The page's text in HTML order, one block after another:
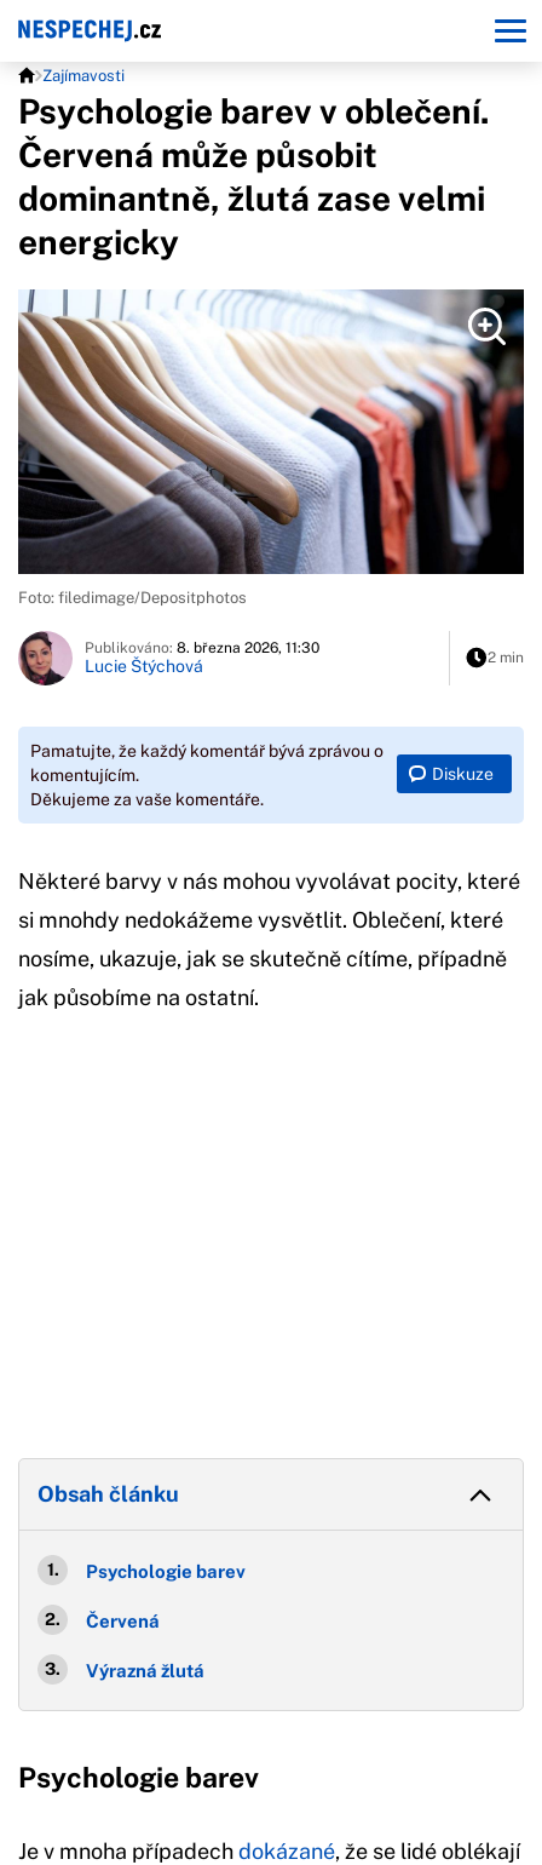
Zajímavosti
Psychologie barev v oblečení.
Červená může působit
dominantně, žlutá zase velmi
energicky
Foto: filedimage/Depositphotos
Publikováno: 8. března 2026, 11:30
Lucie Štýchová 2 min
Pamatujte, že každý komentář bývá zprávou o
komentujícím.
Děkujeme za vaše komentáře.
Diskuze
Některé barvy v nás mohou vyvolávat pocity, které
si mnohdy nedokážeme vysvětlit. Oblečení, které
nosíme, ukazuje, jak se skutečně cítíme, případně
jak působíme na ostatní.
Obsah článku
Psychologie barev
Červená
Výrazná žlutá
Psychologie barev
Je v mnoha případechdokázané, že se lidé oblékají